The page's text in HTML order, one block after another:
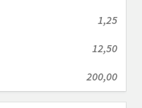
1,25
12,50
200,00